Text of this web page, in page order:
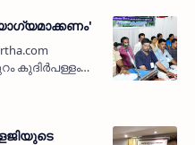
കുദിര്‍പള്ളം